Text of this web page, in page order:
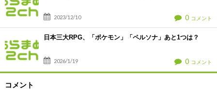
2023/12/10 0 コメント
日本三大RPG、「ポケモン」「ペルソナ」あと1つは？
2026/1/19 0 コメント
コメント